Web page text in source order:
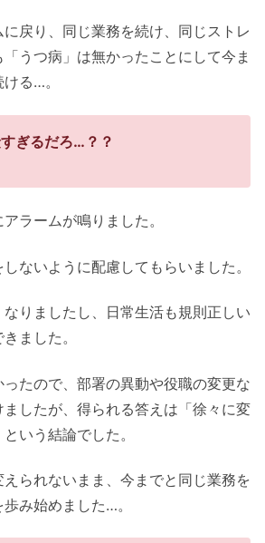
戻り、同じ業務を続け、同じストレ
うつ病」は無かったことにして今ま
る…。
ぎるだろ…？？
ラームが鳴りました。
ないように配慮してもらいました。
りましたし、日常生活も規則正しい
ました。
たので、部署の異動や役職の変更な
したが、得られる答えは「徐々に変
いう結論でした。
られないまま、今までと同じ業務を
み始めました…。